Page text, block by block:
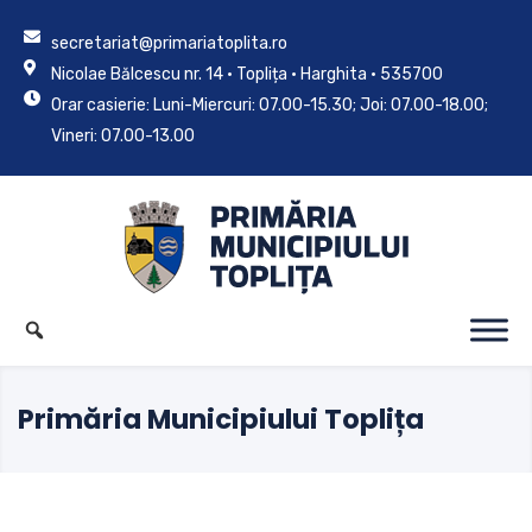
secretariat@primariatoplita.ro
Nicolae Bălcescu nr. 14 • Toplița • Harghita • 535700
Orar casierie: Luni-Miercuri: 07.00-15.30; Joi: 07.00-18.00;
Vineri: 07.00-13.00
Primăria Municipiului Toplița